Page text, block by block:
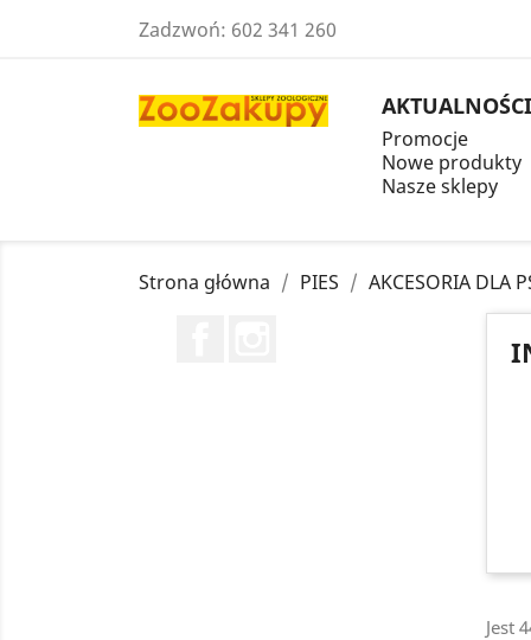
Zadzwoń: 602 341 260
AKTUALNOŚCI
Promocje
Nowe produkty
Nasze sklepy
Strona główna PIES
AKCESORIA DLA
Jest